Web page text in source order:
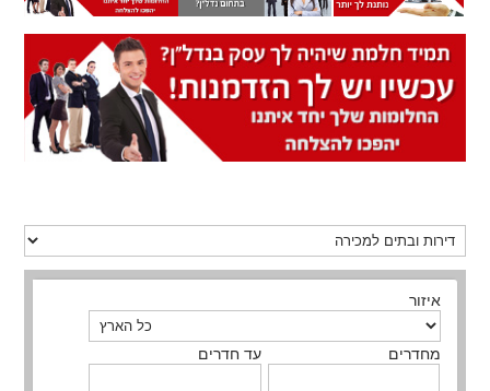
איזור
מחדרים עד חדרים